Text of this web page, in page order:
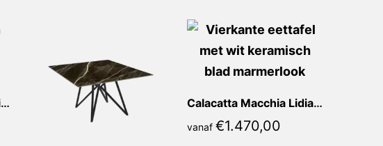
Calacatta Stone Grey Lidia Vierkant Calacatta Macchia Lidia Vierkant
vanaf €1.470,00